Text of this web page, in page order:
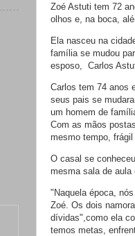
Zoé Astuti tem 72
olhos e, na boca,
Ela nasceu na
família se mudou
esposo, Carlos
Carlos tem 74 anos
seus pais se
um homem de
Com as mãos
mesmo tempo, frágil
O casal se
mesma sala de aula
"Naquela época,
Zoé. Os dois
dívidas",como ela
temos metas,